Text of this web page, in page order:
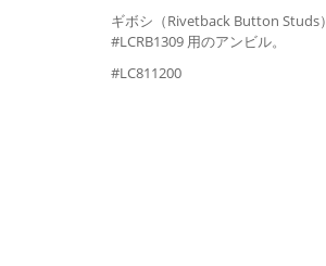
ギボシ（Rivetback Button Studs）
#LCRB1309 用のアンビル。
#LC811200